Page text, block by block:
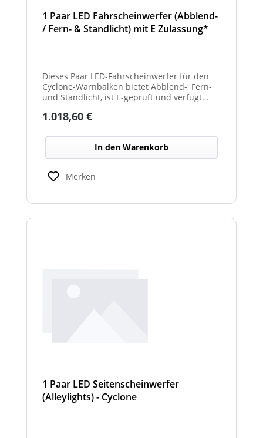
1 Paar LED Fahrscheinwerfer (Abblend-
/ Fern- & Standlicht) mit E Zulassung*
Dieses Paar LED-Fahrscheinwerfer für den
Cyclone-Warnbalken bietet Abblend-, Fern-
und Standlicht, ist E-geprüft und verfügt
Einsatz im Winterdienst.
Regulärer Preis:
1.018,60 €
In den Warenkorb
Merken
1 Paar LED Seitenscheinwerfer
(Alleylights) - Cyclone